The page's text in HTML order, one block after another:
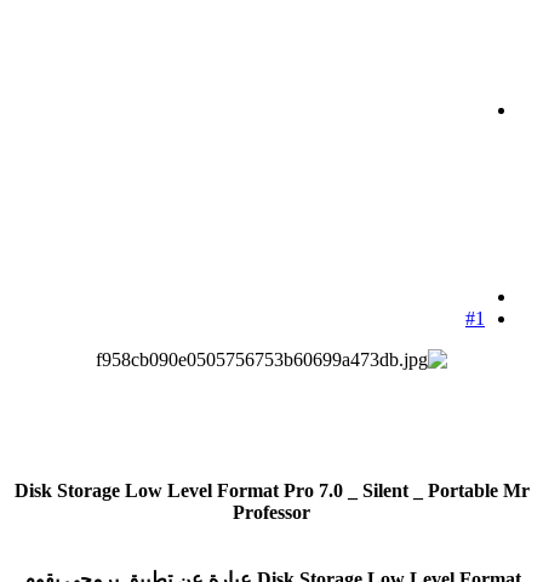
#1
Disk Storage Low Level Format Pro 7.0 _ Silent _ Portable Mr
Professor